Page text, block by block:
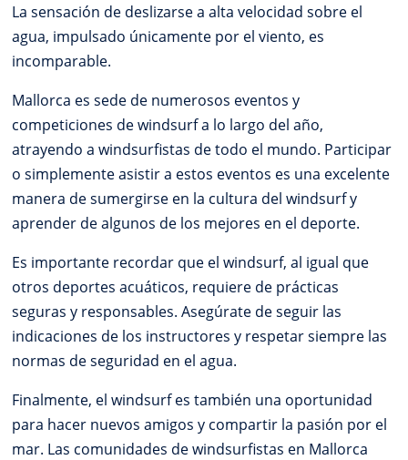
La sensación de deslizarse a alta velocidad sobre el
agua, impulsado únicamente por el viento, es
incomparable.
Mallorca es sede de numerosos eventos y
competiciones de windsurf a lo largo del año,
atrayendo a windsurfistas de todo el mundo. Participar
o simplemente asistir a estos eventos es una excelente
manera de sumergirse en la cultura del windsurf y
aprender de algunos de los mejores en el deporte.
Es importante recordar que el windsurf, al igual que
otros deportes acuáticos, requiere de prácticas
seguras y responsables. Asegúrate de seguir las
indicaciones de los instructores y respetar siempre las
normas de seguridad en el agua.
Finalmente, el windsurf es también una oportunidad
para hacer nuevos amigos y compartir la pasión por el
mar. Las comunidades de windsurfistas en Mallorca